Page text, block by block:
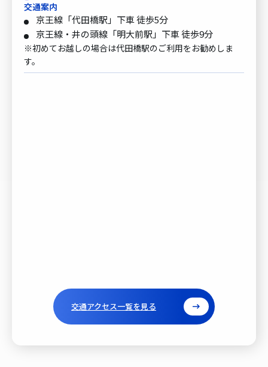
交通案内
京王線「代田橋駅」下車 徒歩5分
京王線・井の頭線「明大前駅」下車 徒歩9分
※初めてお越しの場合は代田橋駅のご利用をお勧めしま
す。
交通アクセス一覧を見る